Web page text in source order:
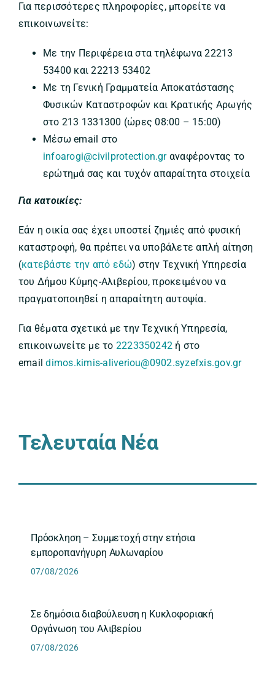
Για περισσότερες πληροφορίες, μπορείτε να
επικοινωνείτε:
Με την Περιφέρεια στα τηλέφωνα 22213
53400 και 22213 53402
Με τη Γενική Γραμματεία Αποκατάστασης
Φυσικών Καταστροφών και Κρατικής Αρωγής
στο 213 1331300 (ώρες 08:00 – 15:00)
Μέσω email στο
infoarogi@civilprotection.grαναφέροντας το
ερώτημά σας και τυχόν απαραίτητα στοιχεία
Για κατοικίες:
Εάν η οικία σας έχει υποστεί ζημιές από φυσική
καταστροφή, θα πρέπει να υποβάλετε απλή αίτηση
(κατεβάστε την από εδώ) στην Τεχνική Υπηρεσία
του Δήμου Κύμης-Αλιβερίου, προκειμένου να
πραγματοποιηθεί η απαραίτητη αυτοψία.
Για θέματα σχετικά με την Τεχνική Υπηρεσία,
επικοινωνείτε με το 2223350242 ή στο
emaildimos.kimis-aliveriou@0902.syzefxis.gov.gr
Τελευταία Νέα
Πρόσκληση – Συμμετοχή στην ετήσια
εμποροπανήγυρη Αυλωναρίου
07/08/2026
Σε δημόσια διαβούλευση η Κυκλοφοριακή
Οργάνωση του Αλιβερίου
07/08/2026